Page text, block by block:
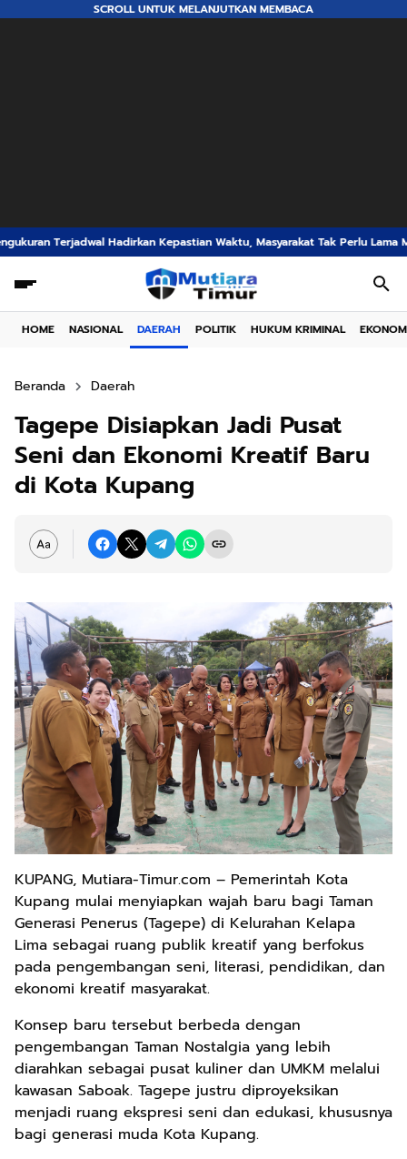
SCROLL UNTUK MELANJUTKAN MEMBACA
Kepastian Waktu, Masyarakat Tak Perlu Lama Menunggu Layanan
HOME NASIONAL DAERAH POLITIK HUKUM KRIMINAL
Beranda Daerah
Tagepe Disiapkan Jadi Pusat
Seni dan Ekonomi Kreatif Baru
di Kota Kupang
KUPANG, Mutiara-Timur.com – Pemerintah Kota
Kupang mulai menyiapkan wajah baru bagi Taman
Generasi Penerus (Tagepe) di Kelurahan Kelapa
Lima sebagai ruang publik kreatif yang berfokus
pada pengembangan seni, literasi, pendidikan, dan
ekonomi kreatif masyarakat.
Konsep baru tersebut berbeda dengan
pengembangan Taman Nostalgia yang lebih
diarahkan sebagai pusat kuliner dan UMKM melalui
kawasan Saboak. Tagepe justru diproyeksikan
menjadi ruang ekspresi seni dan edukasi, khususnya
bagi generasi muda Kota Kupang.